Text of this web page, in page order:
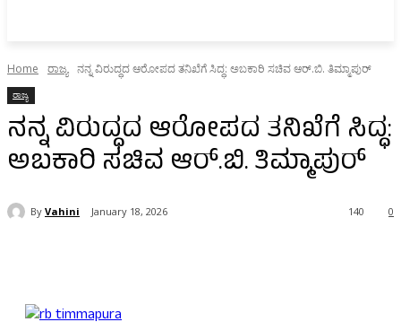
Home ರಾಜ್ಯ ನನ್ನ ವಿರುದ್ಧದ ಆರೋಪದ ತನಿಖೆಗೆ ಸಿದ್ಧ: ಅಬಕಾರಿ ಸಚಿವ ಆರ್.ಬಿ. ತಿಮ್ಮಾಪುರ್
ರಾಜ್ಯ
ನನ್ನ ವಿರುದ್ಧದ ಆರೋಪದ ತನಿಖೆಗೆ ಸಿದ್ಧ:
ಅಬಕಾರಿ ಸಚಿವ ಆರ್.ಬಿ. ತಿಮ್ಮಾಪುರ್
By Vahini January 18, 2026 0
140